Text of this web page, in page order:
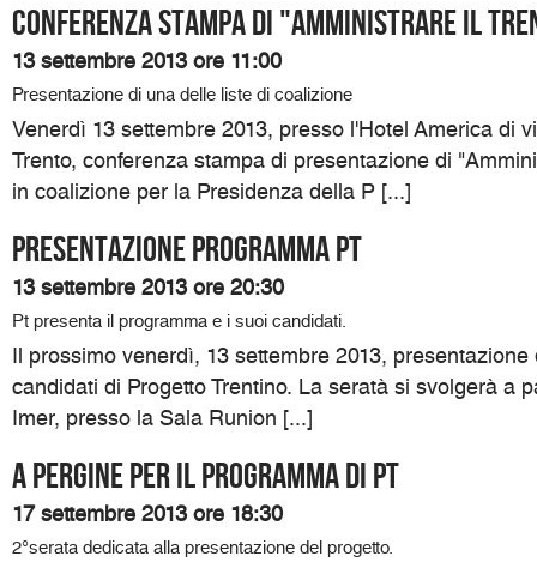
Conferenza Stampa di "Amministrare il
13 settembre 2013 ore 11:00
Presentazione di una delle liste di coalizione
Venerdì 13 settembre 2013, presso l'Hotel America di
Trento, conferenza stampa di presentazione di
in coalizione per la Presidenza della P [...]
Presentazione programma Pt
13 settembre 2013 ore 20:30
Pt presenta il programma e i suoi candidati.
Il prossimo venerdì, 13 settembre 2013,
candidati di Progetto Trentino. La seratà si svolgerà a
Imer, presso la Sala Runion [...]
A Pergine per il programma di Pt
17 settembre 2013 ore 18:30
2°serata dedicata alla presentazione del progetto.